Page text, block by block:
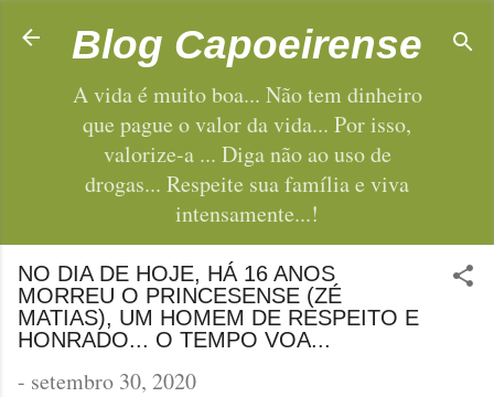
Pular para o conteúdo principal
Blog Capoeirense
A vida é muito boa... Não tem dinheiro
que pague o valor da vida... Por isso,
valorize-a ... Diga não ao uso de
drogas... Respeite sua família e viva
intensamente...!
NO DIA DE HOJE, HÁ 16 ANOS
MORREU O PRINCESENSE (ZÉ
MATIAS), UM HOMEM DE RESPEITO E
HONRADO... O TEMPO VOA...
- setembro 30, 2020